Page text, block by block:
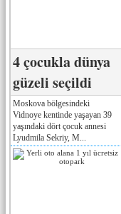
4 çocukla dünya
güzeli seçildi
Moskova bölgesindeki
Vidnoye kentinde yaşayan 39
yaşındaki dört çocuk annesi
Lyudmila Sekriy, M...